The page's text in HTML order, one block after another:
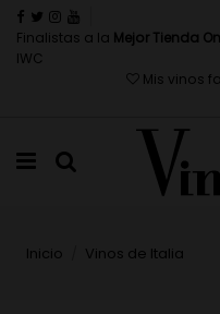
Finalistas a la Mejor Tienda
IWC
Mis vinos
Inicio Vinos de Italia